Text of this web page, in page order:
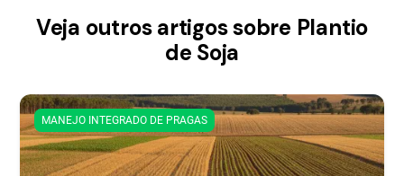
Veja outros artigos sobre Plantio
de Soja
MANEJO INTEGRADO DE PRAGAS